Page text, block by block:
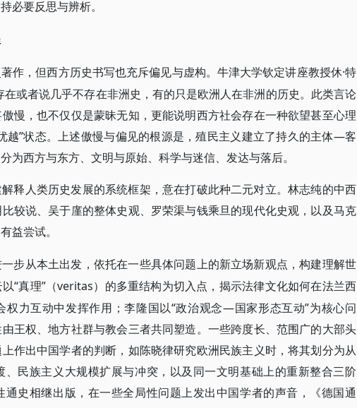
必要反思与辨析。
作，但西方历史书写也充斥偏见与虚构。牛津大学钦定讲座教授休·特
或者说几乎不存在非洲史，有的只是欧洲人在非洲的历史。此类言论
慢，也不仅仅是蒙昧无知，更能说明西方社会存在一种欲望甚至心理
”状态。上述傲慢与偏见的根源是，殖民主义建立了持久的主体—客
为西方与东方、文明与原始、科学与迷信、发达与落后。
释人类历史发展的系统框架，意在打破此种二元对立。林志纯的中西
较说、吴于廑的整体史观、罗荣渠与钱乘旦的现代化史观，以及马克
益尝试。
步从本土出发，依托在一些具体问题上的新立场新观点，构建理解世
以“真理”（veritas）的多重结构为切入点，揭示法律文化如何在法兰西
权力互动中发挥作用；李隆国以“政治观念—国家形态互动”为核心问
王权、地方社群与教会三者共同塑造。一些跨度长、范围广的大部头
作出中国学者的判断，如陈晓律研究欧洲民族主义时，将其划分为从
民族主义大规模扩展与冲突，以及同一文明基础上的重新整合三阶
史相继出版，在一些全局性问题上发出中国学者的声音，《德国通